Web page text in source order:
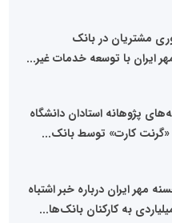
مشتریان در بانک
ایران با توسعه خدمات غیر...
پژوهانه استادان دانشگاه
«گرنت کارت» توسط بانک...
مهر ایران درباره خبر اشتباه
به کارکنان بانک‌ها...